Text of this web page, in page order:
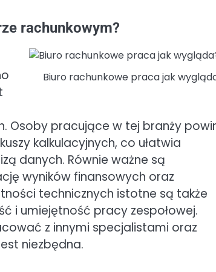
rachunkowym?
Biuro rachunkowe praca jak
Osoby pracujące w tej branży
kalkulacyjnych, co ułatwia
danych. Równie ważne są
wyników finansowych oraz
technicznych istotne są także
i umiejętność pracy zespołowej.
z innymi specjalistami oraz
niezbędna.